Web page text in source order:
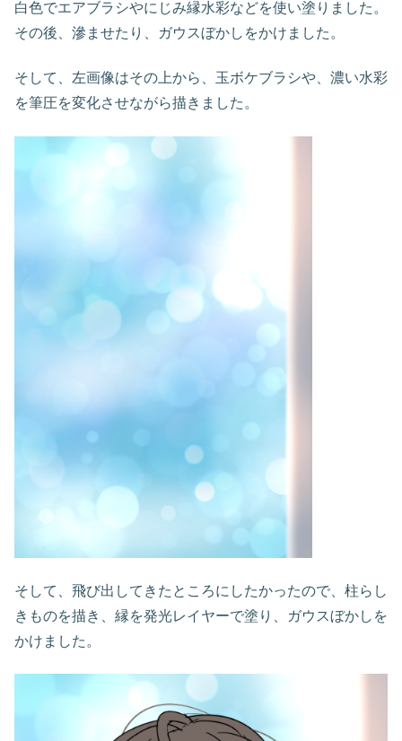
白色でエアブラシやにじみ縁水彩などを使い塗りました。
その後、滲ませたり、ガウスぼかしをかけました。
そして、左画像はその上から、玉ボケブラシや、濃い水彩
を筆圧を変化させながら描きました。
そして、飛び出してきたところにしたかったので、柱らし
きものを描き、縁を発光レイヤーで塗り、ガウスぼかしを
かけました。